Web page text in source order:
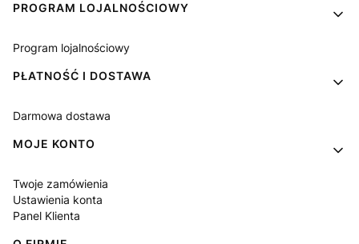
PROGRAM LOJALNOŚCIOWY
Program lojalnościowy
PŁATNOŚĆ I DOSTAWA
Darmowa dostawa
MOJE KONTO
Twoje zamówienia
Ustawienia konta
Panel Klienta